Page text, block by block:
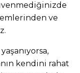
ve
kendini rahat